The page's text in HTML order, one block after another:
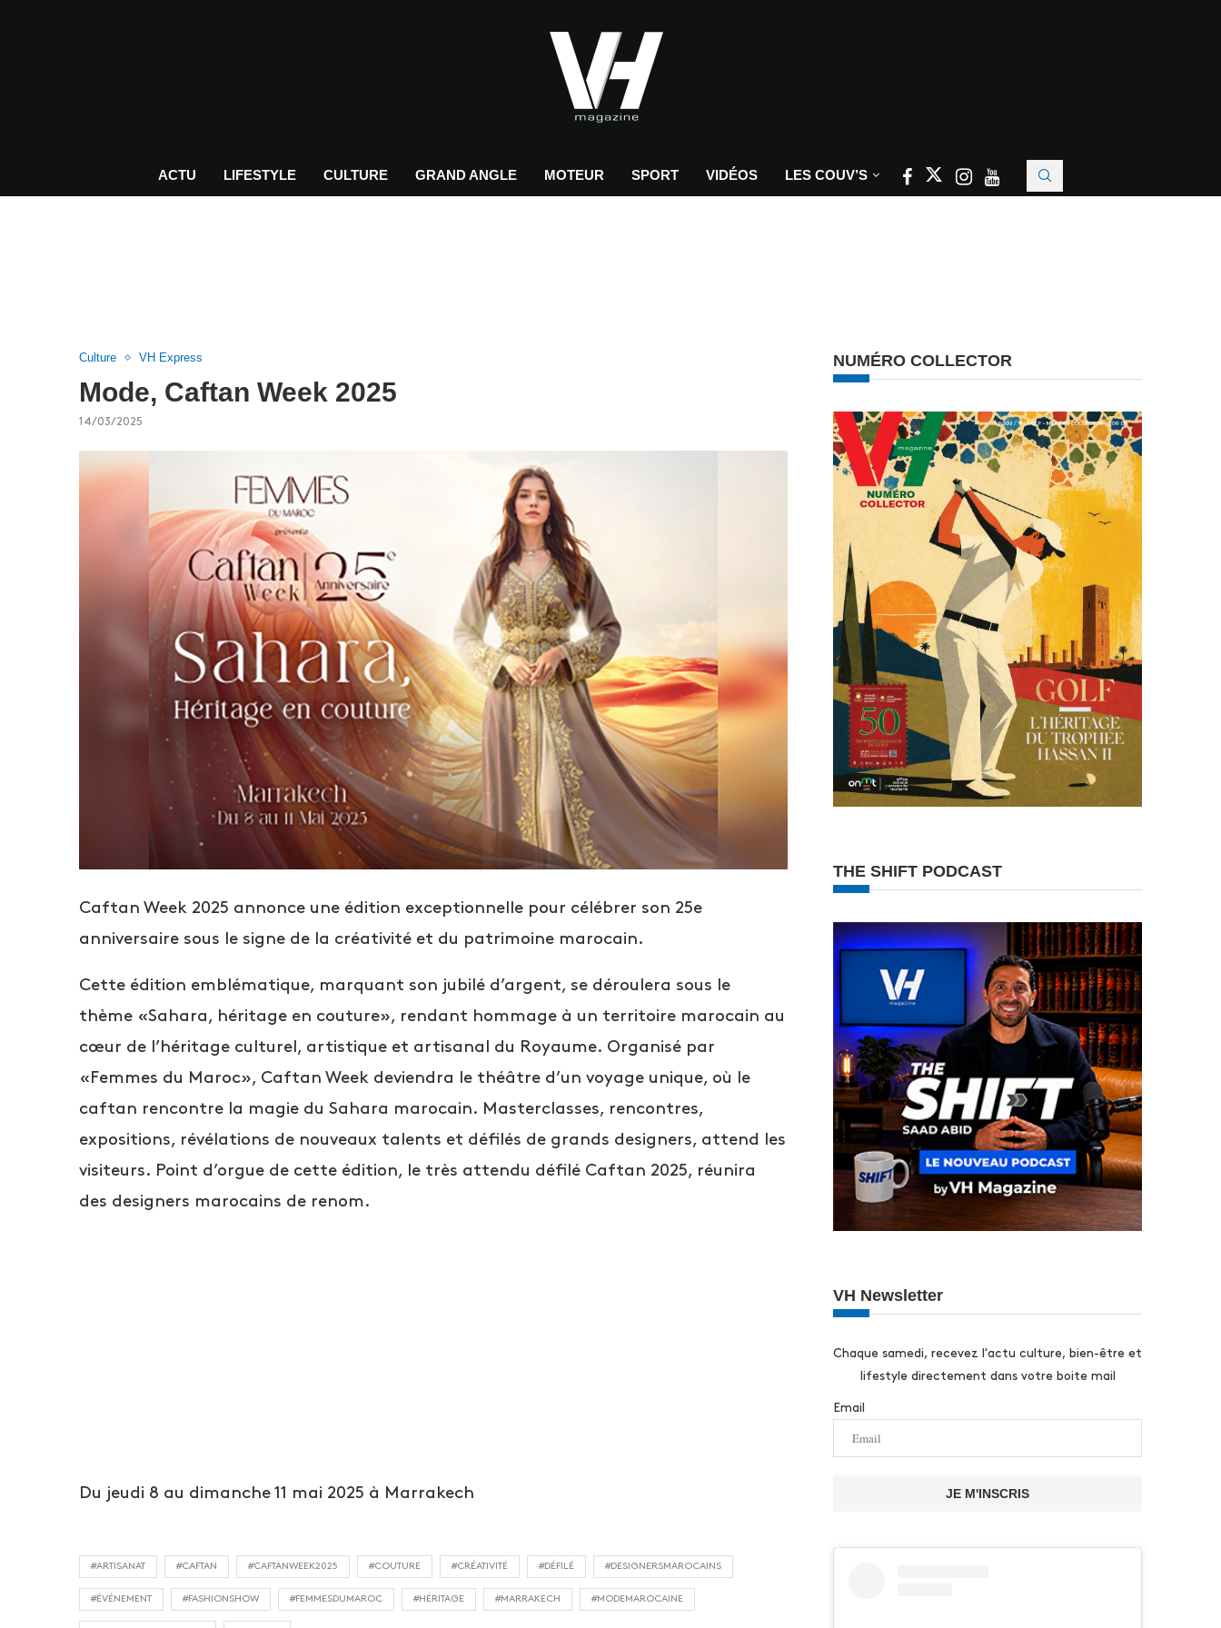
ACTU LIFESTYLE CULTURE GRAND ANGLE MOTEUR SPORT VIDÉOS LES COUV’S
Culture VH Express
Mode, Caftan Week 2025
14/03/2025
Caftan Week 2025 annonce une édition exceptionnelle pour célébrer son 25e
anniversaire sous le signe de la créativité et du patrimoine marocain.
Cette édition emblématique, marquant son jubilé d’argent, se déroulera sous le
thème «Sahara, héritage en couture», rendant hommage à un territoire marocain au
cœur de l’héritage culturel, artistique et artisanal du Royaume. Organisé par
«Femmes du Maroc», Caftan Week deviendra le théâtre d’un voyage unique, où le
caftan rencontre la magie du Sahara marocain. Masterclasses, rencontres,
expositions, révélations de nouveaux talents et défilés de grands designers, attend les
visiteurs. Point d’orgue de cette édition, le très attendu défilé Caftan 2025, réunira
des designers marocains de renom.
Du jeudi 8 au dimanche 11 mai 2025 à Marrakech
#ARTISANAT #CAFTAN #CAFTANWEEK2025 #COUTURE #CRÉATIVITÉ #DÉFILÉ #DESIGNERSMAROCAINS
#ÉVÉNEMENT #FASHIONSHOW #FEMMESDUMAROC #HÉRITAGE #MARRAKECH #MODEMAROCAINE
NUMÉRO COLLECTOR
THE SHIFT PODCAST
VH Newsletter
Chaque samedi, recevez l'actu culture, bien-être et
lifestyle directement dans votre boite mail
Email
JE M'INSCRIS